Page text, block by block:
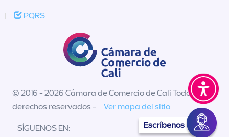
Escríbenos
| PQRS
© 2016 - 2026 Cámara de Comercio de Cali Todos los
derechos reservados -
Ver mapa del sitio
SÍGUENOS EN: